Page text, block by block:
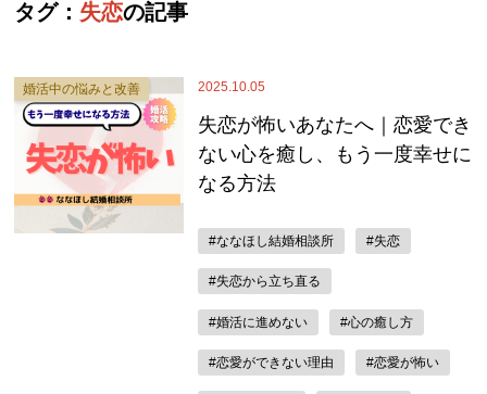
タグ： 失恋の記事
2025.10.05
婚活中の悩みと改善
失恋が怖いあなたへ｜恋愛でき
ない心を癒し、もう一度幸せに
なる方法
#ななほし結婚相談所 #失恋
#失恋から立ち直る
#婚活に進めない #心の癒し方
#恋愛ができない理由 #恋愛が怖い